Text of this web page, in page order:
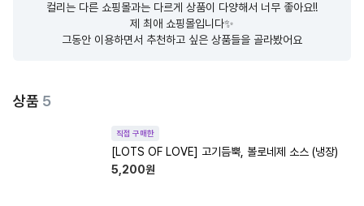
컬리는 다른 쇼핑몰과는 다르게 상품이 다양해서 너무 좋아요!!
제 최애 쇼핑몰입니다✨
그동안 이용하면서 추천하고 싶은 상품들을 골라봤어요
상품 5
직접 구매한
[LOTS OF LOVE] 고기듬뿍, 볼로네제 소스 (냉장)
5,200원